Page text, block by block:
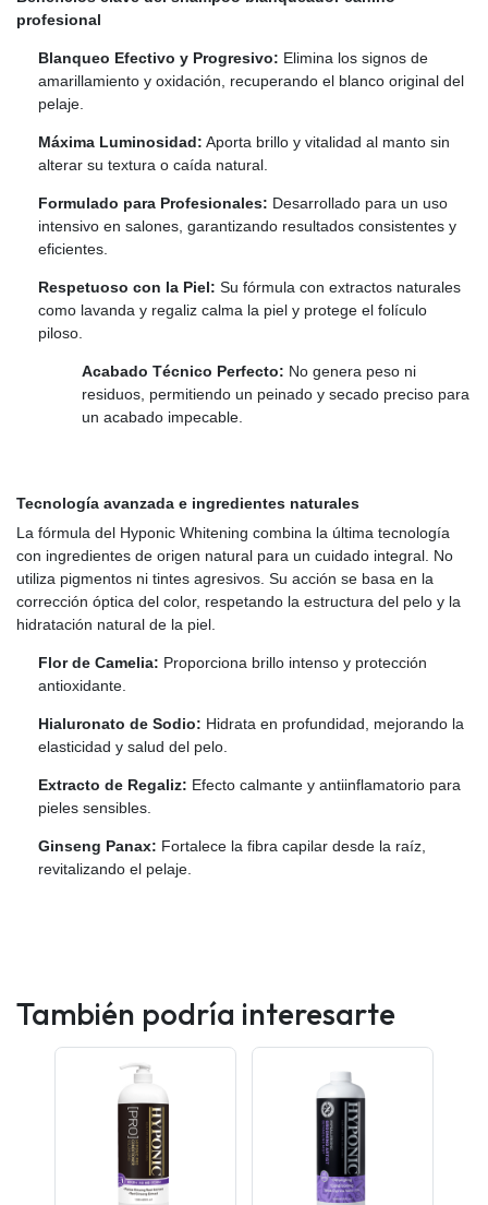
profesional
Blanqueo Efectivo y Progresivo: Elimina los signos de
amarillamiento y oxidación, recuperando el blanco original del
pelaje.
Máxima Luminosidad: Aporta brillo y vitalidad al manto sin
alterar su textura o caída natural.
Formulado para Profesionales: Desarrollado para un uso
intensivo en salones, garantizando resultados consistentes y
eficientes.
Respetuoso con la Piel: Su fórmula con extractos naturales
como lavanda y regaliz calma la piel y protege el folículo
piloso.
Acabado Técnico Perfecto: No genera peso ni
residuos, permitiendo un peinado y secado preciso para
un acabado impecable.
Tecnología avanzada e ingredientes naturales
La fórmula del Hyponic Whitening combina la última tecnología
con ingredientes de origen natural para un cuidado integral. No
utiliza pigmentos ni tintes agresivos. Su acción se basa en la
corrección óptica del color, respetando la estructura del pelo y la
hidratación natural de la piel.
Flor de Camelia: Proporciona brillo intenso y protección
antioxidante.
Hialuronato de Sodio: Hidrata en profundidad, mejorando la
elasticidad y salud del pelo.
Extracto de Regaliz: Efecto calmante y antiinflamatorio para
pieles sensibles.
Ginseng Panax: Fortalece la fibra capilar desde la raíz,
revitalizando el pelaje.
También podría interesarte